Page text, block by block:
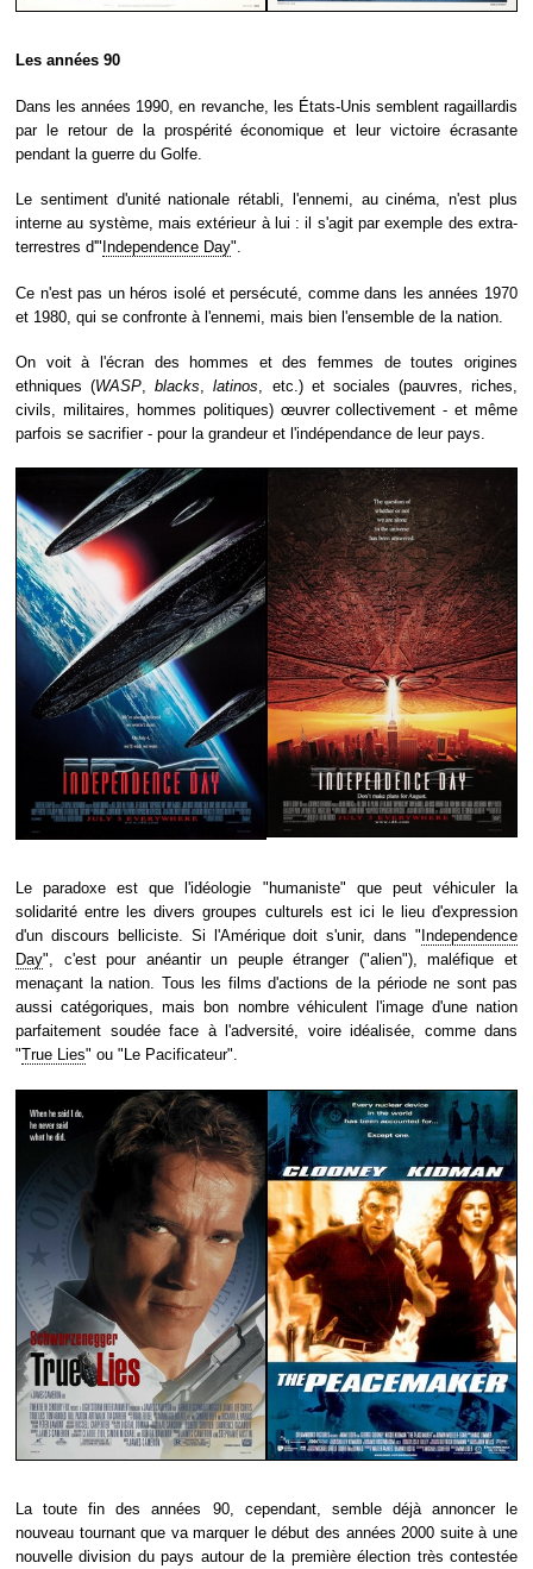
Les années 90
Dans les années 1990, en revanche, les États-Unis semblent ragaillardis
par le retour de la prospérité économique et leur victoire écrasante
pendant la guerre du Golfe.
Le sentiment d'unité nationale rétabli, l'ennemi, au cinéma, n'est plus
interne au système, mais extérieur à lui : il s'agit par exemple des extra-
terrestres d'" Independence Day".
Ce n'est pas un héros isolé et persécuté, comme dans les années 1970
et 1980, qui se confronte à l'ennemi, mais bien l'ensemble de la nation.
On voit à l'écran des hommes et des femmes de toutes origines
ethniques (WASP,blacks,latinos, etc.) et sociales (pauvres, riches,
civils, militaires, hommes politiques) œuvrer collectivement - et même
parfois se sacrifier - pour la grandeur et l'indépendance de leur pays.
Le paradoxe est que l'idéologie "humaniste" que peut véhiculer la
solidarité entre les divers groupes culturels est ici le lieu d'expression
d'un discours belliciste. Si l'Amérique doit s'unir, dans " Independence
Day", c'est pour anéantir un peuple étranger ("alien"), maléfique et
menaçant la nation. Tous les films d'actions de la période ne sont pas
aussi catégoriques, mais bon nombre véhiculent l'image d'une nation
parfaitement soudée face à l'adversité, voire idéalisée, comme dans
"True Lies" ou "Le Pacificateur".
La toute fin des années 90, cependant, semble déjà annoncer le
nouveau tournant que va marquer le début des années 2000 suite à une
nouvelle division du pays autour de la première élection très contestée